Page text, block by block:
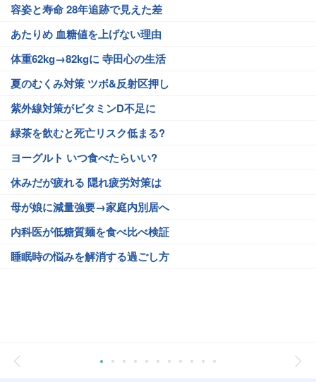
容姿と寿命 28年追跡で見えた差
あたりめ 血糖値を上げない理由
体重62kg→82kgに 寺田心の生活
夏のむくみ対策 ツボ&反射区押し
紫外線対策がビタミンD不足に
緑茶を飲むと死亡リスク低まる?
ヨーグルト いつ食べたらいい?
休みだが疲れる 隠れ疲労対策は
母が娘に減量強要→家庭内別居へ
内科医が低糖質麺を食べ比べ検証
睡眠時の悩みを解消する過ごし方